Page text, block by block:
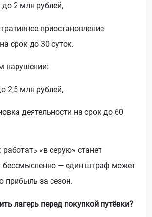
2 млн рублей,
приостановление
срок до 30 суток.
нарушении:
2,5 млн рублей,
деятельности на срок до 60
«в серую» станет
бессмысленно — один штраф может
прибыль за сезон.
лагерь перед покупкой путёвки?